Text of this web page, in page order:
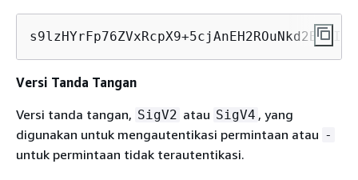
Versi Tanda Tangan
Versi tanda tangan, SigV2 atau SigV4 , yang
digunakan untuk mengautentikasi permintaan atau -
untuk permintaan tidak terautentikasi.